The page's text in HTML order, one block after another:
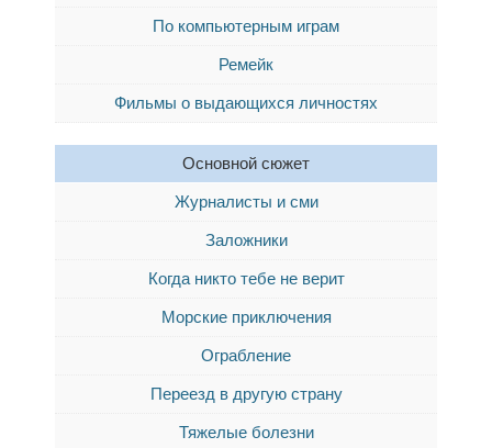
По компьютерным играм
Ремейк
Фильмы о выдающихся личностях
Основной сюжет
Журналисты и сми
Заложники
Когда никто тебе не верит
Морские приключения
Ограбление
Переезд в другую страну
Тяжелые болезни